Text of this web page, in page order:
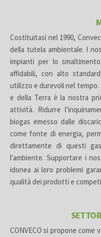
Costituitasi nel 1990,
della tutela ambientale. I
impianti per lo
affidabili, con alto
utilizzo e durevoli nel
e della Terra è la nostra
attività. Ridurre
biogas emesso dalle
come fonte di energia,
direttamente di questi
l'ambiente. Supportare i
idonea ai loro problemi
qualità dei prodotti e
CONVECO si propone